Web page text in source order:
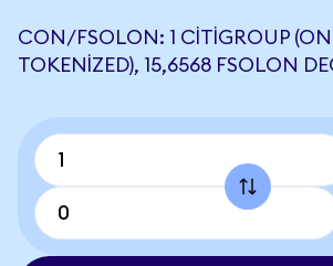
CON/FSOLON: 1 CITIGROUP
TOKENIZED), 15,6568 FSOLON